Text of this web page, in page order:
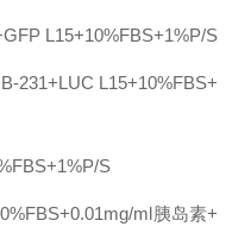
L15+10%FBS+1%P/S
231+LUC L15+10%FBS+
S
ml胰岛素+